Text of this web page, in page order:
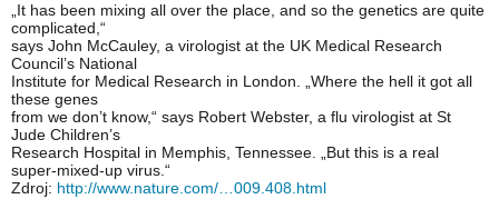
„It has been mixing all over the place, and so the genetics are quite
complicated,“
says John McCauley, a virologist at the UK Medical Research
Council’s National
Institute for Medical Research in London. „Where the hell it got all
these genes
from we don’t know,“ says Robert Webster, a flu virologist at St
Jude Children’s
Research Hospital in Memphis, Tennessee. „But this is a real
super-mixed-up virus.“
Zdroj: http://www.nature.com/…009.408.html